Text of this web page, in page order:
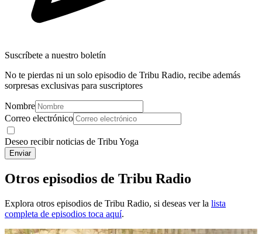
Suscríbete a nuestro boletín
No te pierdas ni un solo episodio de Tribu Radio, recibe además
sorpresas exclusivas para suscriptores
Nombre
Correo electrónico
Deseo recibir noticias de Tribu Yoga
Enviar
Otros episodios de Tribu Radio
Explora otros episodios de Tribu Radio, si deseas ver la lista
completa de episodios toca aquí.